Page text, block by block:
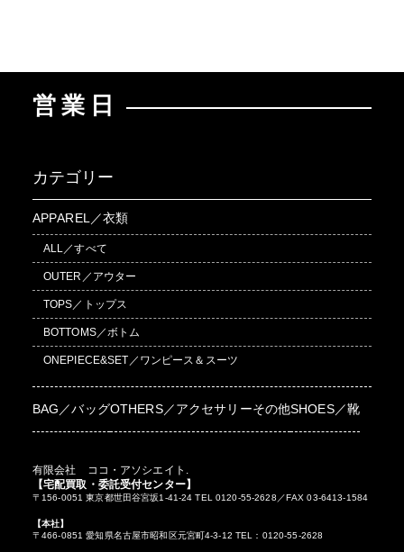
営業日
カテゴリー
APPAREL／衣類
ALL／すべて
OUTER／アウター
TOPS／トップス
BOTTOMS／ボトム
ONEPIECE&SET／ワンピース＆スーツ
BAG／バッグOTHERS／アクセサリーその他SHOES／靴
有限会社 ココ・アソシエイト.
【宅配買取・委託受付センター】
〒156-0051 東京都世田谷宮坂1-41-24 TEL 0120-55-2628／FAX 03-6413-1584
【本社】
〒466-0851 愛知県名古屋市昭和区元宮町4-3-12 TEL：0120-55-2628